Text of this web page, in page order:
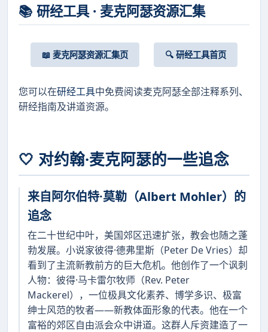
📚 研经工具 · 麦克阿瑟资源汇集
📖 麦克阿瑟资源汇集页 🔍 研经工具首页
您可以在研经工具中免费阅读麦克阿瑟全部注释系列、
研经指南及讲道资源。
🤍 对约翰·麦克阿瑟的一些追念
来自阿尔伯特·莫勒（Albert Mohler）的
追念
在二十世纪中叶，美国郊区迅速扩张，教会也随之蓬
勃发展。小说家彼得·德弗里斯（Peter De Vries）却
看到了主流新教前方的巨大危机。他创作了一个讽刺
人物：彼得·马卡雷尔牧师（Rev. Peter
Mackerel），一位极具文化素养、博学多识、极富
绅士风范的牧者——新教体面形象的代表。他在一个
富裕的郊区自由派会众中讲道。这群人斥资建造了一